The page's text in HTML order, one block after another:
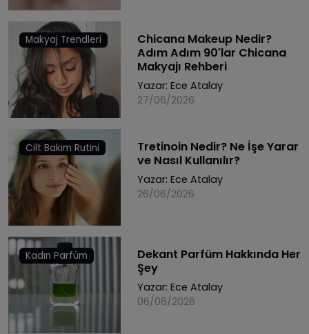
Makyaj Trendleri
Chicana Makeup Nedir?
Adım Adım 90'lar Chicana
Makyajı Rehberi
Yazar: Ece Atalay
27/06/2026
Cilt Bakım Rutini
Tretinoin Nedir? Ne İşe Yarar
ve Nasıl Kullanılır?
Yazar: Ece Atalay
26/06/2026
Kadın Parfüm
Dekant Parfüm Hakkında Her
Şey
Yazar: Ece Atalay
06/06/2026